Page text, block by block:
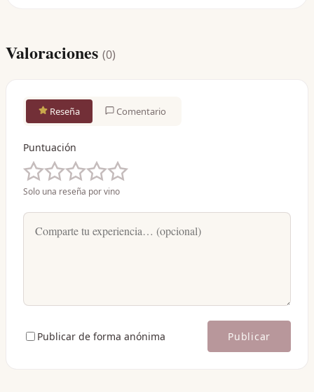
Valoraciones (0)
Reseña Comentario
Puntuación
Solo una reseña por vino
Publicar de forma anónima Publicar